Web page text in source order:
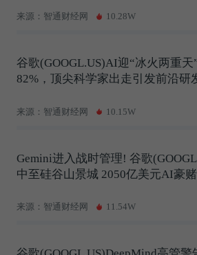
来源：智通财经网 10.28W
谷歌(GOOGL.US)AI迎“冰火两重
82%，顶尖科学家出走引发前沿研
来源：智通财经网 10.15W
Gemini进入战时管理! 谷歌
中至硅谷山景城 2050亿美元AI豪
来源：智通财经网 11.54W